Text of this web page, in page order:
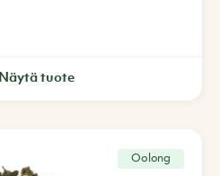
Näytä tuote
Oolong